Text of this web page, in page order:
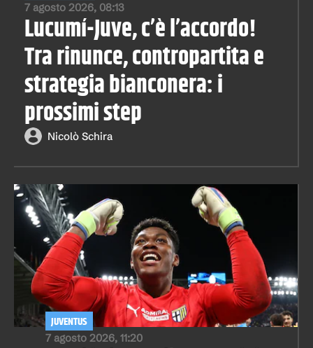
7 agosto 2026, 08:13
Lucumí-Juve, c’è l’accordo!
Tra rinunce, contropartita e
strategia bianconera: i
prossimi step
Nicolò Schira
7 agosto 2026, 11:20
JUVENTUS